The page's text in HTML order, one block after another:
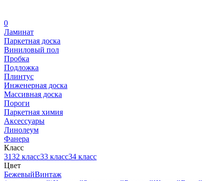
0
Ламинат
Паркетная доска
Виниловый пол
Пробка
Подложка
Плинтус
Инженерная доска
Массивная доска
Пороги
Паркетная химия
Аксессуары
Линолеум
Фанера
Класс
3132 класс33 класс34 класс
Цвет
БежевыйВинтаж